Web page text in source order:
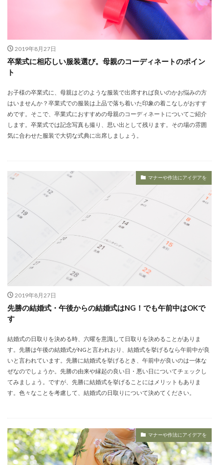
2019年8月27日
卒業式に相応しい服装選び。母親のコーディネートのポイン
ト
お子様の卒業式に、母親はどのような服装で出席すれば良いのかお悩みの方
はいませんか？卒業式での服装は上品で落ち着いた印象の着こなしがおすす
めです。そこで、卒業式におすすめの母親のコーディネートについてご紹介
します。卒業式では記念写真も撮り、思い出として残ります。その場の雰囲
気に合わせた服装で大切な式典に出席しましょう。
マナーや作法にアイデアを
2019年8月27日
先勝の結婚式・午後からの結婚式はNG！でも午前中はOKで
す
結婚式の日取りを決める時、六曜を意識して日取りを決めることがありま
す。先勝は午後の結婚式がNGと言われおり、結婚式を挙げるなら午前中が良
いと言われています。先勝に結婚式を挙げるとき、午前中が良いのは一体な
ぜなのでしょうか。先勝の由来や縁起の良い日・悪い日についてチェックし
てみましょう。ですが、先勝に結婚式を挙げることにはメリットもありま
す。色々なことを考慮して、結婚式の日取りについて決めてください。
マナーや作法にアイデアを